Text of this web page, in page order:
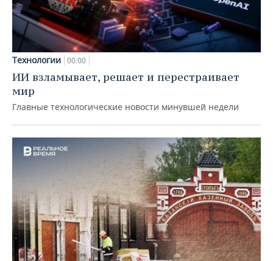
Технологии 00:00
ИИ взламывает, решает и перестраивает
мир
Главные технологические новости минувшей недели